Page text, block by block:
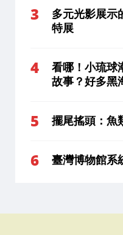
多元光影展示
特展
看哪！小琉球
故事？好多黑
擺尾搖頭：魚
臺灣博物館系